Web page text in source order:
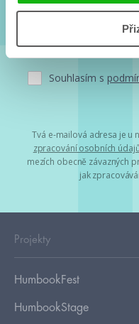
Souhlasím s
Tvá e-mailová adresa je u
zpracování osobních
mezích obecně závazných
jak
Projekty
HumbookFest
HumbookStage